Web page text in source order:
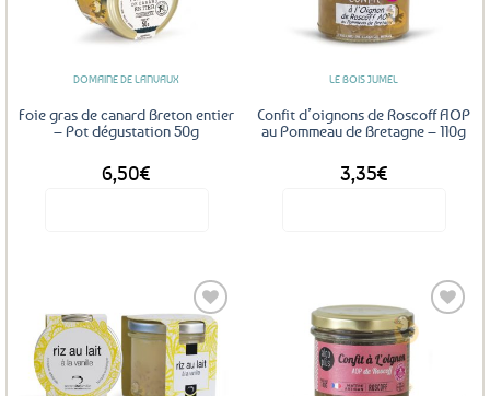
DOMAINE DE LANVAUX
Foie gras de canard Breton entier
– Pot dégustation 50g
6,50€
favoris
LE BOIS JUMEL
Confit d’oignons de Roscoff AOP
au Pommeau de Bretagne – 110g
3,35€
Ajouter
aux